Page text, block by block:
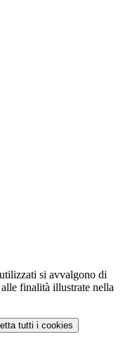
si avvalgono di
finalità illustrate nella
tutti i cookies